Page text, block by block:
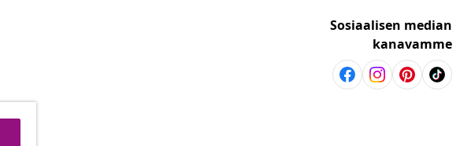
Sosiaalisen median
kanavamme